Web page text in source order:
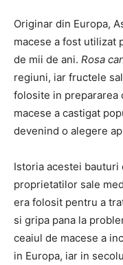
Originar din Europa,
macese a fost utilizat
de mii de ani. Rosa
regiuni, iar fructele
folosite in prepararea
macese a castigat
devenind o alegere
Istoria acestei
proprietatilor sale
era folosit pentru a
si gripa pana la
ceaiul de macese a
in Europa, iar in